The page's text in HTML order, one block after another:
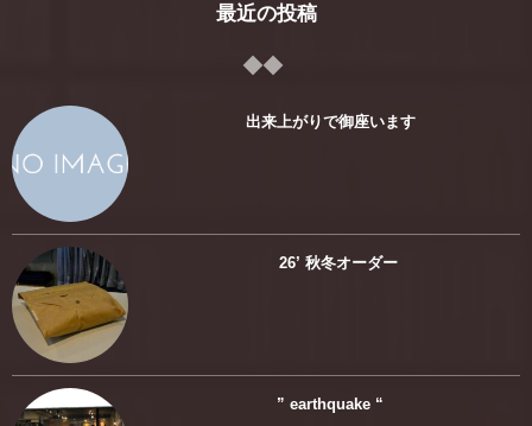
最近の投稿
出来上がりで御座います
26’ 秋冬オーダー
” earthquake “